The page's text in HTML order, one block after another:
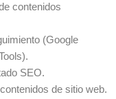
contenidos
(Google
SEO.
de sitio web.